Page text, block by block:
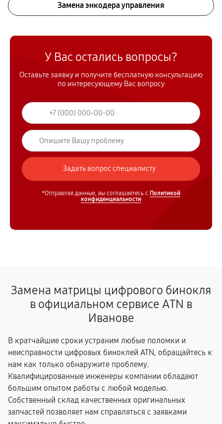
Замена энкодера управления
У Вас остались вопросы?
Оставьте заявку и получите бесплатную консультацию
по интересующему Вас вопросу
*Отправляя данные, вы соглашаетесь с Политикой
конфиденциальности
Замена матрицы цифрового бинокля
в официальном сервисе ATN в
Иванове
В кратчайшие сроки устраним любые поломки и
неисправности цифровых биноклей ATN, обращайтесь к
нам как только обнаружите проблему.
Квалифицированные инженеры компании обладают
большим опытом работы с любой моделью.
Собственный склад качественных оригинальных
запчастей позволяет нам справляться с заявками